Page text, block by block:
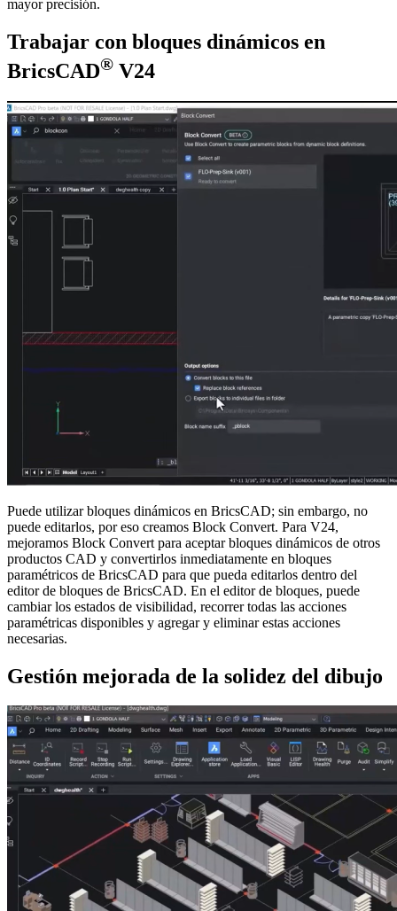
mayor precisión.
Trabajar con bloques dinámicos en
BricsCAD® V24
Puede utilizar bloques dinámicos en BricsCAD; sin embargo, no
puede editarlos, por eso creamos Block Convert. Para V24,
mejoramos Block Convert para aceptar bloques dinámicos de otros
productos CAD y convertirlos inmediatamente en bloques
paramétricos de BricsCAD para que pueda editarlos dentro del
editor de bloques de BricsCAD. En el editor de bloques, puede
cambiar los estados de visibilidad, recorrer todas las acciones
paramétricas disponibles y agregar y eliminar estas acciones
necesarias.
Gestión mejorada de la solidez del dibujo